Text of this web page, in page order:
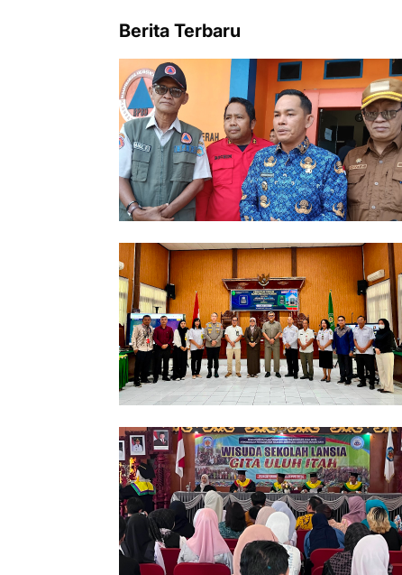
Berita Terbaru